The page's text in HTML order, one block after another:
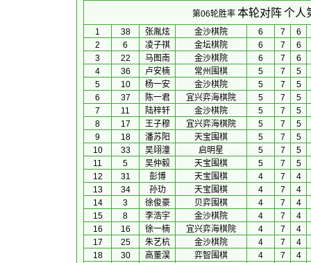
第06轮胜率 本轮对阵个人
1 38 张胤炫 金沙棋院 6 7
6
2
6 凌子祺 金坛棋院 6 7
6
3
22 马图南 金沙棋院 6 7
6
4
36 卢安楠 常州围棋 5 7
5
5
10 杨一安 金沙棋院 5 7
5
6
37 陈一君 宜兴弈海棋院 5 7
5
7
11 陆梓轩 金沙棋院 5 7
5
8
17 王子穆 宜兴弈海棋院 5 7
5
9
18 潘苏阳 天宝围棋 5 7
5
10
33 吴翊潼 启明星 5 7
5
11
5 吴仲毅 天宝围棋 5 7
5
12
31 彭博 天宝围棋 4 7
4
13
34 孙玏 天宝围棋 4 7
4
14
3 徐俊豪 贝弈围棋 4 7
4
15
8 李浩宇 金沙棋院 4 7
4
16
16 徐一楠 宜兴弈海棋院 4 7
4
17
25 朱艺杭 金沙棋院 4 7
4
18
30 高董淏 弈智围棋 4 7
4